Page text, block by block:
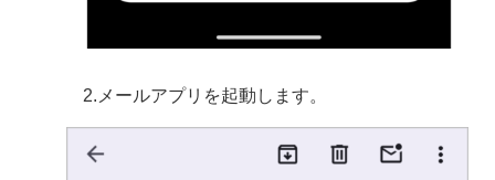
2.メールアプリを起動します。